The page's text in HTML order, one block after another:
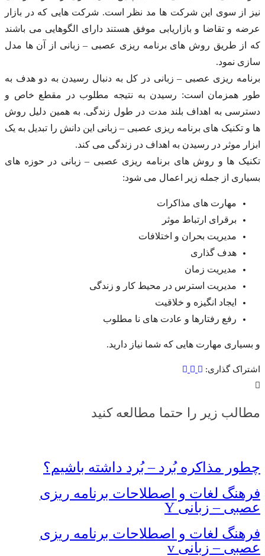
نیز از سوی این شرکت ها مد نظر است. شرکت هایی که در بازار
عرضه و تقاضا و بازاریابی موفق هستند دارای الگوهایی می باشند
که از طریق روش های برنامه ریزی عصبی – زبانی از آن ها مدل
سازی نمود.
برنامه ریزی عصبی – زبانی در کل به دنبال رسیدن به دو هدف به
طور همزمان است: رسیدن به نتیجه مطلوب در مقطع خاص و
دسترسی به اهداف بلند مدت در طول زندگی. به همین دلیل روش
ها و تکنیک های برنامه ریزی عصبی – زبانی این دانش را تبدیل به یک
ابزار موثر در رسیدن به اهداف در زندگی می کند.
تکنیک ها و روش های برنامه ریزی عصبی – زبانی در حوزه های
بسیاری از جمله زیر اعمال می شود:
مهارت های مذاکرات
برقرای ارتباط موثر
مدیریت بحران و اختلافات
هدف گذاری
مدیریت زمان
مدیریت استرس در محیط کار و زندگی
ایجاد انگیزه و خلاقیت
رفع رفتارها و عادت های نا مطلوب
و بسیاری مهارت هایی که شما نیاز دارید.
اشتراک گذاری:
مطالب زیر را حتما مطالعه کنید
چطور مذاکره بُرد – بُرد داشته باشیم؟
فرهنگ لغات و اصطلاحات برنامه ریزی
عصبی – زبانی Y
فرهنگ لغات و اصطلاحات برنامه ریزی
عصبی – زبانی v